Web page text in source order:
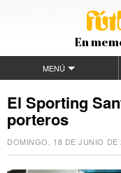
En
MENÚ
El Sporting
porteros
DOMINGO, 18 DE JUNIO DE